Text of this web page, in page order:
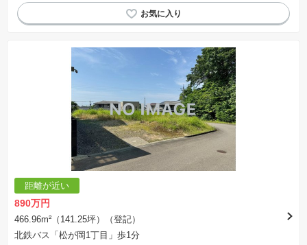
距離が近い
890万円
466.96m²（141.25坪）（登記）
北鉄バス「松が岡1丁目」歩1分